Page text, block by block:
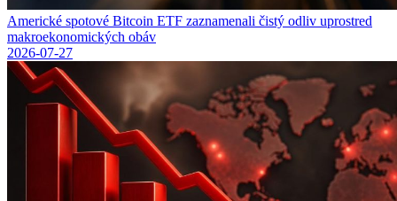
Americké spotové Bitcoin ETF zaznamenali čistý odliv uprostred
makroekonomických obáv
2026-07-27